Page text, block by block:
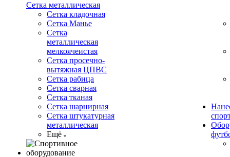
Сетка металлическая
Сетка кладочная
Сетка Манье
Сетка
металлическая
мелкоячеистая
Сетка просечно-
вытяжная ЦПВС
Сетка рабица
Сетка сварная
Сетка тканая
Сетка шарнирная
Сетка штукатурная
металлическая
Ещё